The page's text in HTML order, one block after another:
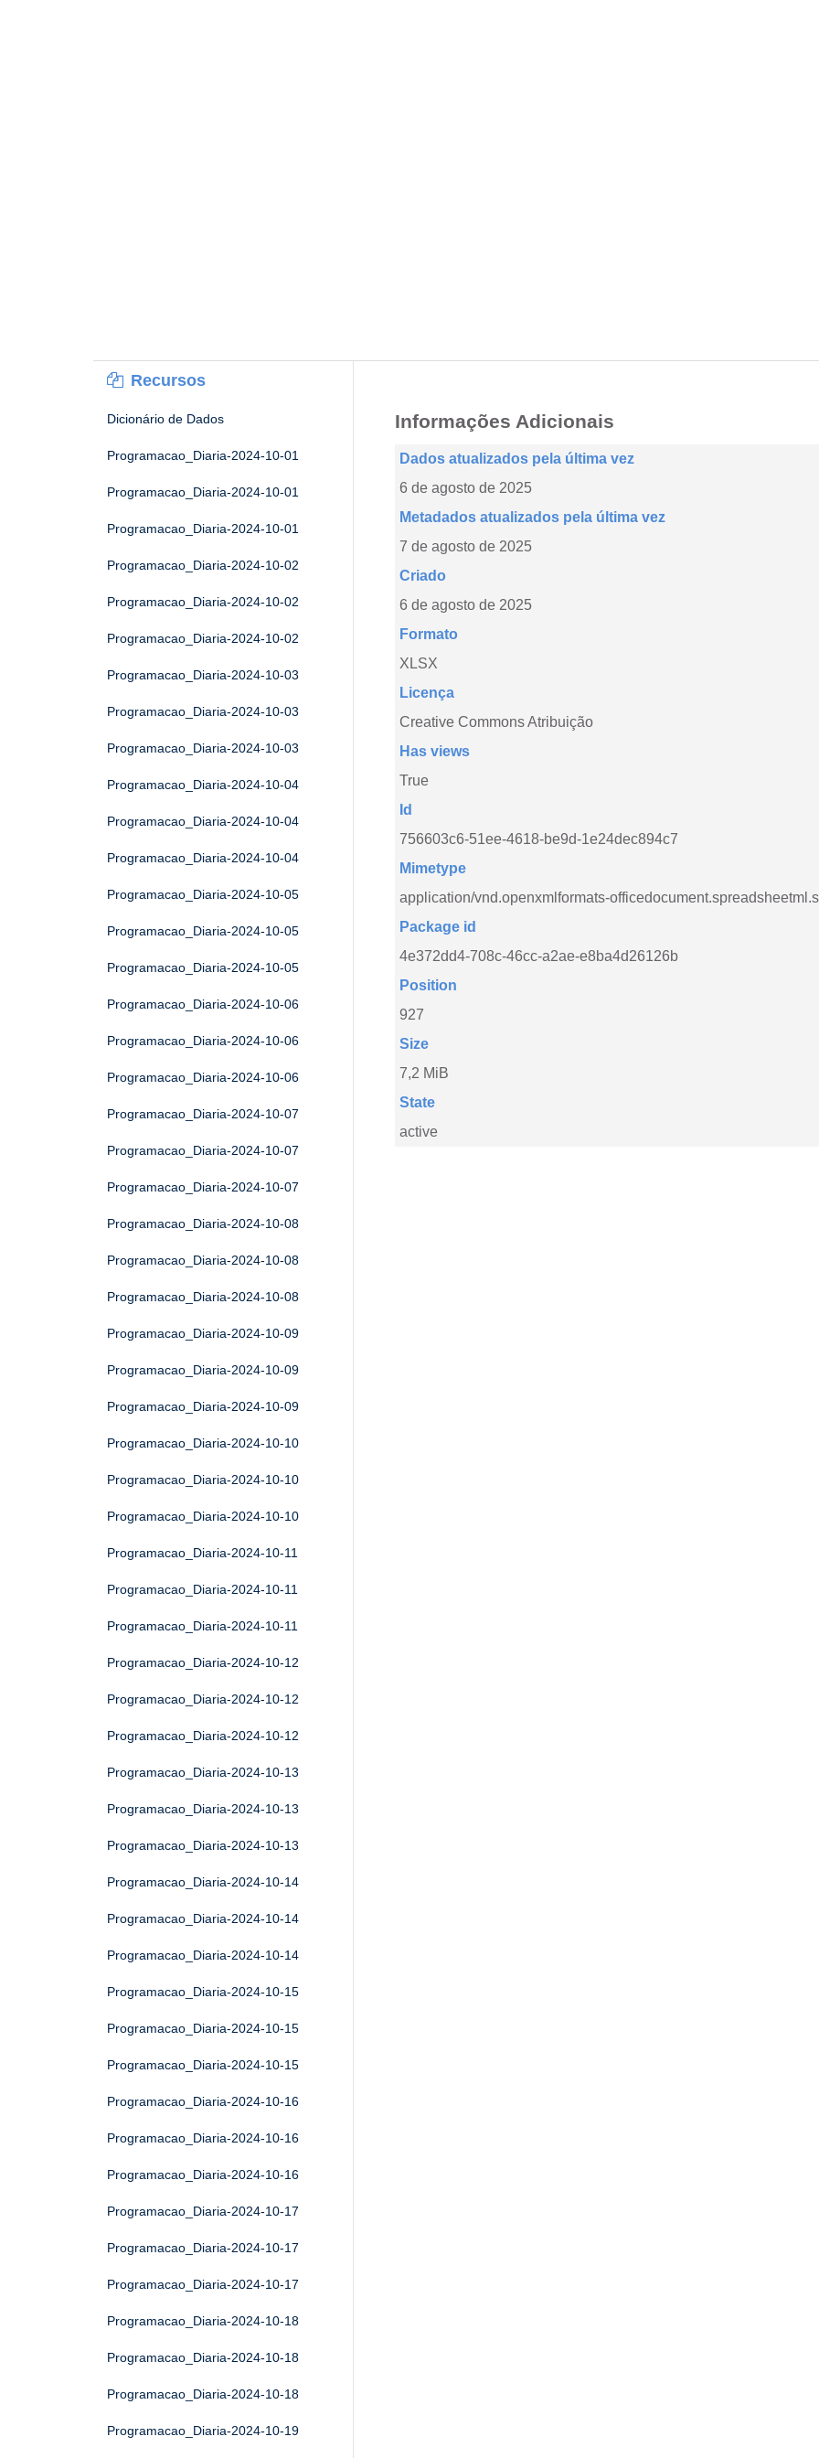
Recursos
Dicionário de Dados
Programacao_Diaria-2024-10-01
Programacao_Diaria-2024-10-01
Programacao_Diaria-2024-10-01
Programacao_Diaria-2024-10-02
Programacao_Diaria-2024-10-02
Programacao_Diaria-2024-10-02
Programacao_Diaria-2024-10-03
Programacao_Diaria-2024-10-03
Programacao_Diaria-2024-10-03
Programacao_Diaria-2024-10-04
Programacao_Diaria-2024-10-04
Programacao_Diaria-2024-10-04
Programacao_Diaria-2024-10-05
Programacao_Diaria-2024-10-05
Programacao_Diaria-2024-10-05
Programacao_Diaria-2024-10-06
Programacao_Diaria-2024-10-06
Programacao_Diaria-2024-10-06
Programacao_Diaria-2024-10-07
Programacao_Diaria-2024-10-07
Programacao_Diaria-2024-10-07
Programacao_Diaria-2024-10-08
Programacao_Diaria-2024-10-08
Programacao_Diaria-2024-10-08
Programacao_Diaria-2024-10-09
Programacao_Diaria-2024-10-09
Programacao_Diaria-2024-10-09
Programacao_Diaria-2024-10-10
Programacao_Diaria-2024-10-10
Programacao_Diaria-2024-10-10
Programacao_Diaria-2024-10-11
Programacao_Diaria-2024-10-11
Programacao_Diaria-2024-10-11
Programacao_Diaria-2024-10-12
Programacao_Diaria-2024-10-12
Programacao_Diaria-2024-10-12
Programacao_Diaria-2024-10-13
Programacao_Diaria-2024-10-13
Programacao_Diaria-2024-10-13
Programacao_Diaria-2024-10-14
Programacao_Diaria-2024-10-14
Programacao_Diaria-2024-10-14
Programacao_Diaria-2024-10-15
Programacao_Diaria-2024-10-15
Programacao_Diaria-2024-10-15
Programacao_Diaria-2024-10-16
Programacao_Diaria-2024-10-16
Programacao_Diaria-2024-10-16
Programacao_Diaria-2024-10-17
Programacao_Diaria-2024-10-17
Programacao_Diaria-2024-10-17
Programacao_Diaria-2024-10-18
Programacao_Diaria-2024-10-18
Programacao_Diaria-2024-10-18
Programacao_Diaria-2024-10-19
Informações Adicionais
Dados atualizados pela última vez
6 de agosto de 2025
Metadados atualizados pela última vez
7 de agosto de 2025
Criado
6 de agosto de 2025
Formato
XLSX
Licença
Creative Commons Atribuição
Has views
True
Id
756603c6-51ee-4618-be9d-1e24dec894c7
Mimetype
application/vnd.openxmlformats-
Package id
4e372dd4-708c-46cc-a2ae-e8ba4d26126b
Position
927
Size
7,2 MiB
State
active